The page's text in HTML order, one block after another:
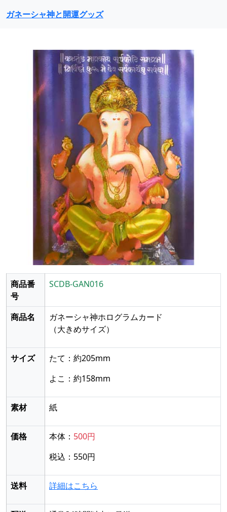
ガネーシャ神と開運グッズ
前に戻る
商品番
号
SCDB-GAN016
商品名
ガネーシャ神ホログラムカード
（大きめサイズ）
サイズ
たて：約205mm
よこ：約158mm
素材 紙
価格 本体： 500円
税込：550円
送料 詳細はこちら